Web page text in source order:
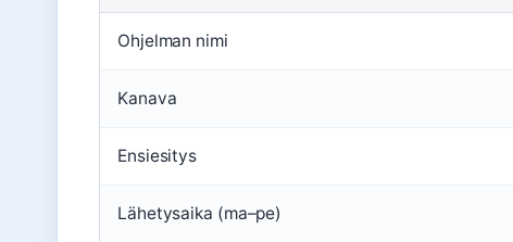
Ohjelman nimi
Kanava
Ensiesitys
Lähetysaika (ma–pe)